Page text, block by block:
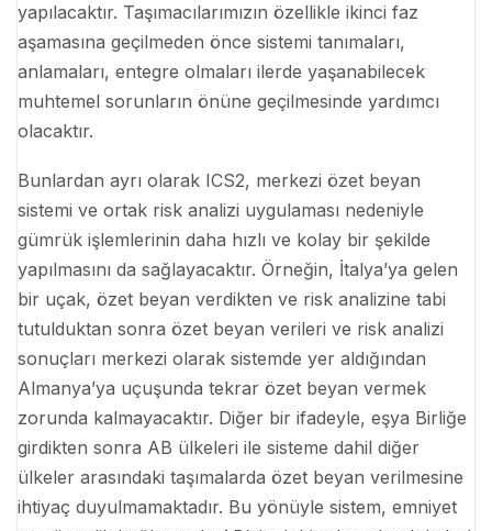
yapılacaktır. Taşımacılarımızın özellikle ikinci faz
aşamasına geçilmeden önce sistemi tanımaları,
anlamaları, entegre olmaları ilerde yaşanabilecek
muhtemel sorunların önüne geçilmesinde yardımcı
olacaktır.
Bunlardan ayrı olarak ICS2, merkezi özet beyan
sistemi ve ortak risk analizi uygulaması nedeniyle
gümrük işlemlerinin daha hızlı ve kolay bir şekilde
yapılmasını da sağlayacaktır. Örneğin, İtalya’ya gelen
bir uçak, özet beyan verdikten ve risk analizine tabi
tutulduktan sonra özet beyan verileri ve risk analizi
sonuçları merkezi olarak sistemde yer aldığından
Almanya’ya uçuşunda tekrar özet beyan vermek
zorunda kalmayacaktır. Diğer bir ifadeyle, eşya Birliğe
girdikten sonra AB ülkeleri ile sisteme dahil diğer
ülkeler arasındaki taşımalarda özet beyan verilmesine
ihtiyaç duyulmamaktadır. Bu yönüyle sistem, emniyet